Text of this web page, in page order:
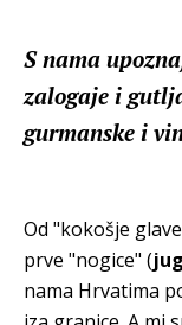
S nama
zalogaje i
gurmanske i
Od "kokošje
prve "nogice" (
nama Hrvatima